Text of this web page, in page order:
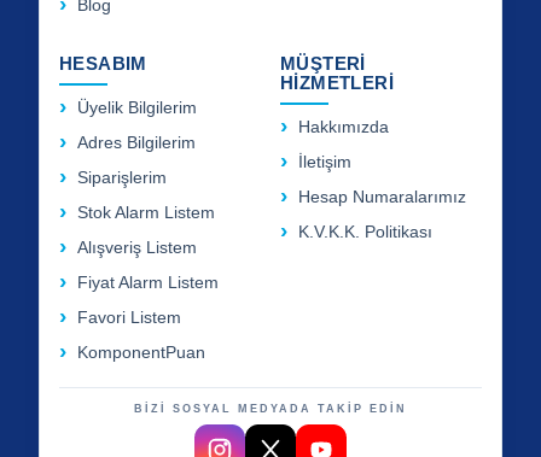
Blog
HESABIM
Üyelik Bilgilerim
Adres Bilgilerim
Siparişlerim
Stok Alarm Listem
Alışveriş Listem
Fiyat Alarm Listem
Favori Listem
KomponentPuan
MÜŞTERİ
HİZMETLERİ
Hakkımızda
İletişim
Hesap Numaralarımız
K.V.K.K. Politikası
BİZİ SOSYAL MEDYADA TAKİP EDİN